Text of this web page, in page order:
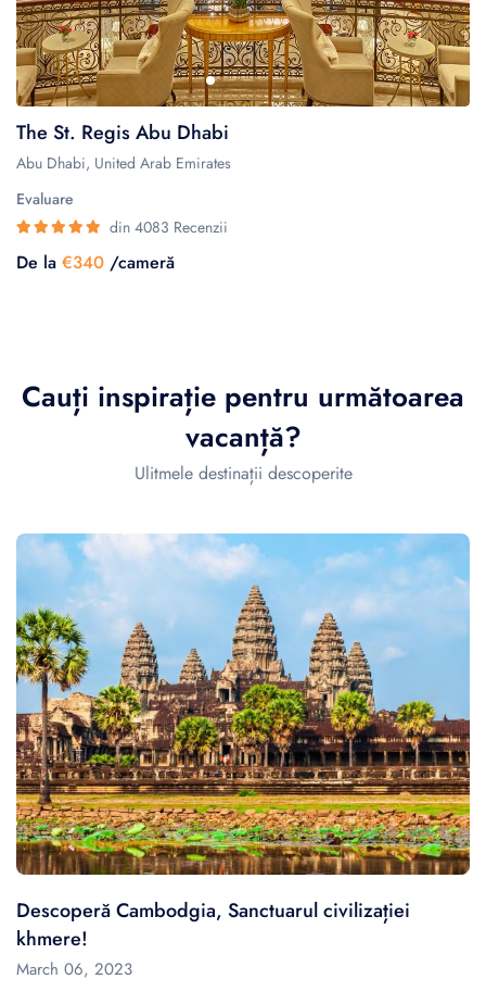
The St. Regis Abu Dhabi
Abu Dhabi, United Arab Emirates
Evaluare
din 4083 Recenzii
De la €340 /cameră
Cauți inspirație pentru următoarea
vacanță?
Ulitmele destinații descoperite
Descoperă Cambodgia, Sanctuarul civilizației
khmere!
March 06, 2023